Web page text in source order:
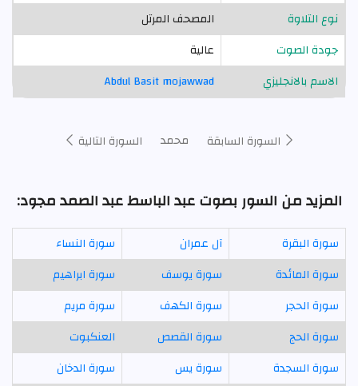
نوع التلاوة
المصحف المرتل
جودة الصوت
عالية
الاسم بالانجليزي
Abdul Basit mojawwad
السورة السابقة محمد السورة التالية
المزيد من السور بصوت عبد الباسط عبد الصمد مجود:
سورة البقرة آل عمران
سورة النساء
سورة المائدة
سورة يوسف
سورة ابراهيم
سورة الحجر
سورة الكهف
سورة مريم
سورة الحج
سورة القصص
العنكبوت
سورة السجدة
سورة يس
سورة الدخان